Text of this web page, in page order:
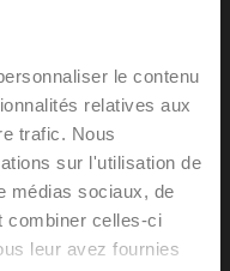
le contenu
relatives aux
trafic. Nous
sur l'utilisation de
médias sociaux, de
combiner celles-ci
leur avez fournies
ambiance